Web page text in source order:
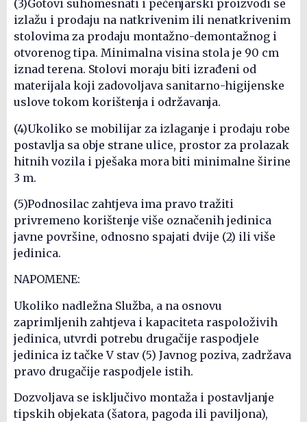
(3)Gotovi suhomesnati i pečenjarski proizvodi se
izlažu i prodaju na natkrivenim ili nenatkrivenim
stolovima za prodaju montažno-demontažnog i
otvorenog tipa. Minimalna visina stola je 90 cm
iznad terena. Stolovi moraju biti izrađeni od
materijala koji zadovoljava sanitarno-higijenske
uslove tokom korištenja i održavanja.
(4)Ukoliko se mobilijar za izlaganje i prodaju robe
postavlja sa obje strane ulice, prostor za prolazak
hitnih vozila i pješaka mora biti minimalne širine
3 m.
(5)Podnosilac zahtjeva ima pravo tražiti
privremeno korištenje više označenih jedinica
javne površine, odnosno spajati dvije (2) ili više
jedinica.
NAPOMENE:
Ukoliko nadležna Služba, a na osnovu
zaprimljenih zahtjeva i kapaciteta raspoloživih
jedinica, utvrdi potrebu drugačije raspodjele
jedinica iz tačke V stav (5) Javnog poziva, zadržava
pravo drugačije raspodjele istih.
Dozvoljava se isključivo montaža i postavljanje
tipskih objekata (šatora, pagoda ili paviljona),